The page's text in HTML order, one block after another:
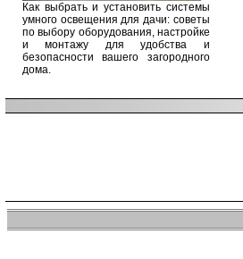
Как выбрать и установить системы
умного освещения для дачи: советы
по выбору оборудования, настройке
и монтажу для удобства и
безопасности вашего загородного
дома.